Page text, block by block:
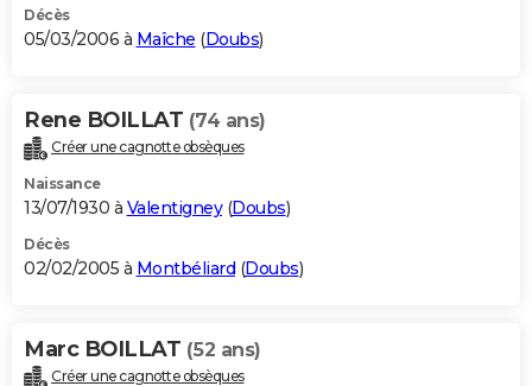
Décès
05/03/2006 à Maîche (Doubs)
Rene BOILLAT (74 ans)
Créer une cagnotte obsèques
Naissance
13/07/1930 à Valentigney(Doubs)
Décès
02/02/2005 à Montbéliard (Doubs)
Marc BOILLAT (52 ans)
Créer une cagnotte obsèques